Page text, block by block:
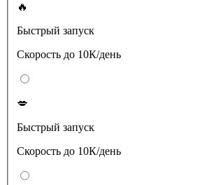
🔥
Быстрый запуск
Скорость до 10К/день
💋
Быстрый запуск
Скорость до 10К/день